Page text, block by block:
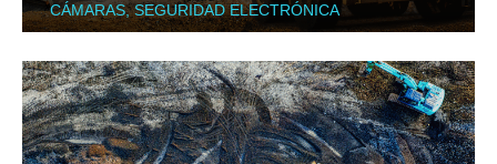
CÁMARAS,SEGURIDAD ELECTRÓNICA